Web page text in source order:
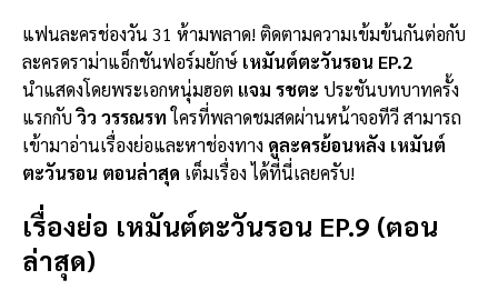
แฟนละครช่องวัน 31 ห้ามพลาด! ติดตามความเข้มข้นกันต่อกับ
ละครดราม่าแอ็กชันฟอร์มยักษ์ เหมันต์ตะวันรอน EP.2
นำแสดงโดยพระเอกหนุ่มฮอต แจม รชตะ ประชันบทบาทครั้ง
แรกกับวิว วรรณรทใครที่พลาดชมสดผ่านหน้าจอทีวี สามารถ
เข้ามาอ่านเรื่องย่อและหาช่องทาง ดูละครย้อนหลัง เหมันต์
ตะวันรอน ตอนล่าสุด เต็มเรื่อง ได้ที่นี่เลยครับ!
เรื่องย่อ เหมันต์ตะวันรอน EP.9 (ตอน
ล่าสุด)